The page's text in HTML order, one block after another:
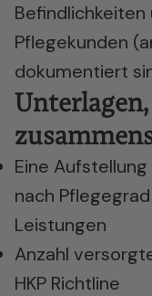
Pflegekunden
dokumentiert
Unterlagen,
Eine
nach
Leistungen
Anzahl
HKP Richtline